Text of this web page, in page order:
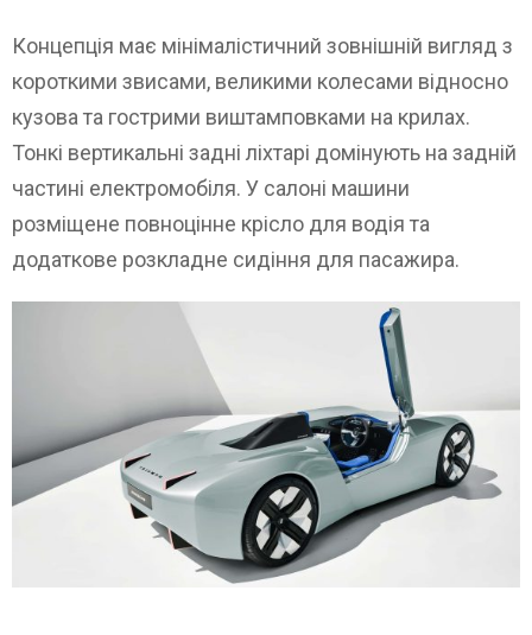
Концепція має мінімалістичний зовнішній вигляд з
короткими звисами, великими колесами відносно
кузова та гострими виштамповками на крилах.
Тонкі вертикальні задні ліхтарі домінують на задній
частині електромобіля. У салоні машини
розміщене повноцінне крісло для водія та
додаткове розкладне сидіння для пасажира.